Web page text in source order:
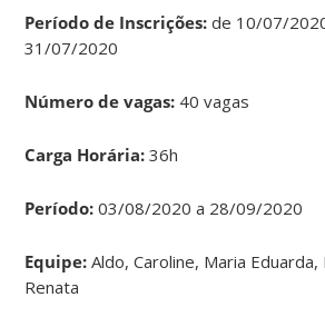
Período de Inscrições: de 10/07/
31/07/2020
Número de vagas: 40 vagas
Carga Horária: 36h
Período: 03/08/2020 a 28/09/2020
Equipe: Aldo, Caroline, Maria Eduarda,
Renata